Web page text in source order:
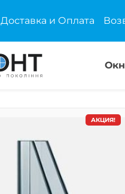
Доставка и Оплата
АКЦИЯ!